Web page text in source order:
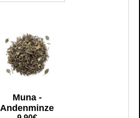
Muna -
Andenminze